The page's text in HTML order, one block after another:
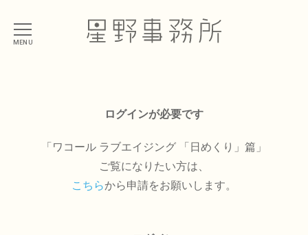
ログインが必要です
「ワコール ラブエイジング 「日めくり」篇」
ご覧になりたい方は、
こちらから申請をお願いします。
MENU